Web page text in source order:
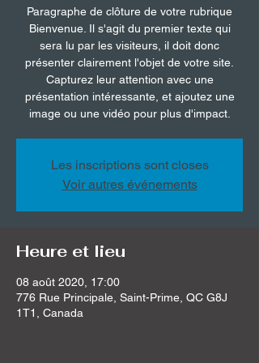
Paragraphe de clôture de votre rubrique
Bienvenue. Il s'agit du premier texte qui
sera lu par les visiteurs, il doit donc
présenter clairement l'objet de votre site.
Capturez leur attention avec une
présentation intéressante, et ajoutez une
image ou une vidéo pour plus d'impact.
Les inscriptions sont closes
Voir autres événements
Heure et lieu
08 août 2020, 17:00
776 Rue Principale, Saint-Prime, QC G8J
1T1, Canada